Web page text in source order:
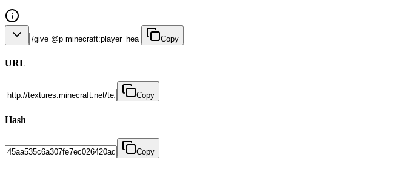
Copy
URL
Copy
Hash
Copy